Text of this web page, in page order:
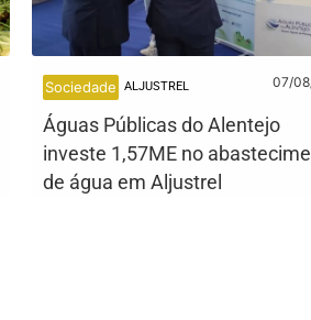
Sociedade ALJUSTREL 07/
Águas Públicas do Alentejo
investe 1,57ME no
de água em Aljustrel